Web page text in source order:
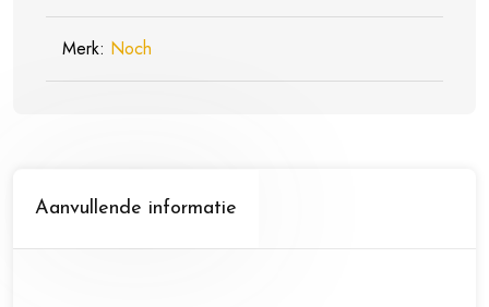
Merk: Noch
Aanvullende informatie